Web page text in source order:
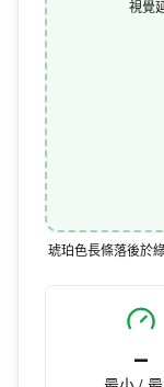
視覺
琥珀色長條落後於
—